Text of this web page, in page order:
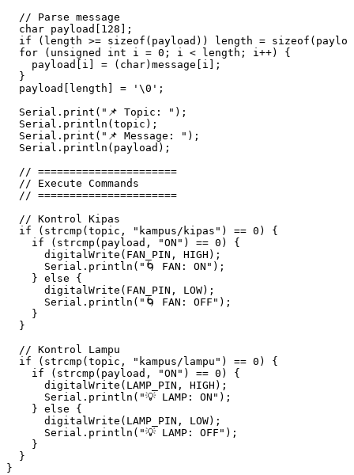
  // Parse message
  char
payload 128 ];
  if
(length >= sizeof (payload)) length = sizeof
  for
( unsigned int i = 0 ; i < length; i ++) {
    payload
[i] = ( char) message [i];
  }
  payload
[length] = ' \0 ' ;
  Serial
. print ( "📌 Topic: " );
  Serial
. println (topic);
  Serial
. print ( "📌 Message: " );
  Serial
. println (payload);
  // ======================
  // Execute Commands
  // ======================
  // Kontrol Kipas
  if
( strcmp (topic , "kampus/kipas" ) == 0 ) {
    if
( strcmp (payload , "ON" ) == 0 ) {
      digitalWrite
(FAN_PIN ,
HIGH);
      Serial
. println ( "🌀 FAN: ON" );
    }
else {
      digitalWrite
(FAN_PIN ,
LOW);
      Serial
. println ( "🌀 FAN: OFF" );
    }
  }
  // Kontrol Lampu
  if
( strcmp (topic , "kampus/lampu" ) == 0 ) {
    if
( strcmp (payload , "ON" ) == 0 ) {
      digitalWrite
(LAMP_PIN ,
HIGH);
      Serial
. println ( "💡 LAMP: ON" );
    }
else {
      digitalWrite
(LAMP_PIN ,
LOW);
      Serial
. println ( "💡 LAMP: OFF" );
    }
  }
}